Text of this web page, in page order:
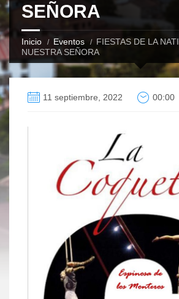
SEÑORA
Inicio Eventos
FIESTAS DE LA
NUESTRA SEÑORA
11 septiembre, 2022 00:00